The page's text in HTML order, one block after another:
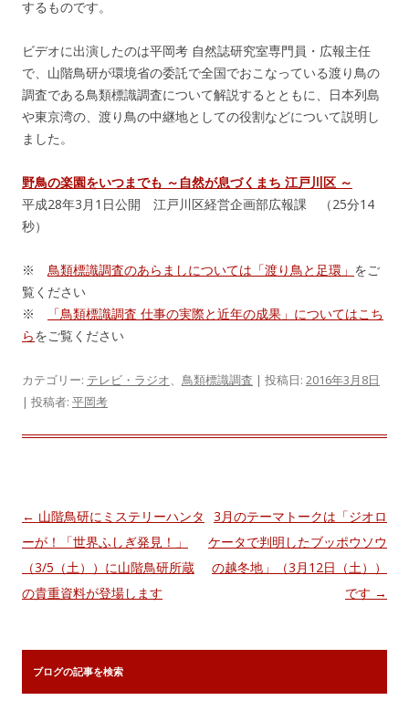
するものです。
ビデオに出演したのは平岡考 自然誌研究室専門員・広報主任
で、山階鳥研が環境省の委託で全国でおこなっている渡り鳥の
調査である鳥類標識調査について解説するとともに、日本列島
や東京湾の、渡り鳥の中継地としての役割などについて説明し
ました。
野鳥の楽園をいつまでも ～自然が息づくまち 江戸川区 ～
平成28年3月1日公開 江戸川区経営企画部広報課 （25分14
秒）
※ 鳥類標識調査のあらましについては「渡り鳥と足環」 をご
覧ください
※
「鳥類標識調査 仕事の実際と近年の成果」についてはこち
らをご覧ください
カテゴリー: テレビ・ラジオ、 鳥類標識調査 | 投稿日: 2016年3月8日
| 投稿者: 平岡考
投
稿
ナ
ビ
シ
ョ
← 山階鳥研にミステリーハンタ
ーが！「世界ふしぎ発見！」
（3/5（土））に山階鳥研所蔵
の貴重資料が登場します
3月のテーマトークは「ジオロ
ケータで判明したブッポウソウ
の越冬地」（3月12日（土））
です →
ブログの記事を検索